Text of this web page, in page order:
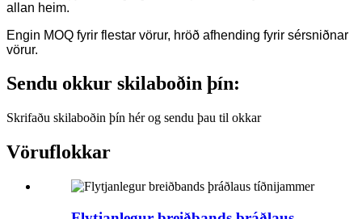
allan heim.
Engin MOQ fyrir flestar vörur, hröð afhending fyrir sérsniðnar
vörur.
Sendu okkur skilaboðin þín:
Skrifaðu skilaboðin þín hér og sendu þau til okkar
Vöruflokkar